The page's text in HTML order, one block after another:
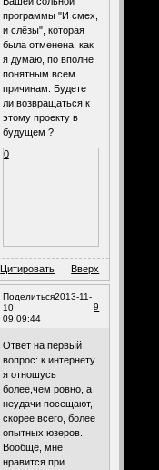
программы "И смех,
и слёзы", которая
была отменена, как
я думаю, по вполне
понятным всем
причинам. Будете
ли возвращаться к
этому проекту в
будущем ?
0
Цитировать Вверх
Поделиться
9
2013-11-
10
09:09:44
Ответ на первый
вопрос: к интернету
я отношусь
более,чем ровно, а
неудачи посещают,
скорее всего, более
опытных юзеров.
Вообще, мне
нравится при